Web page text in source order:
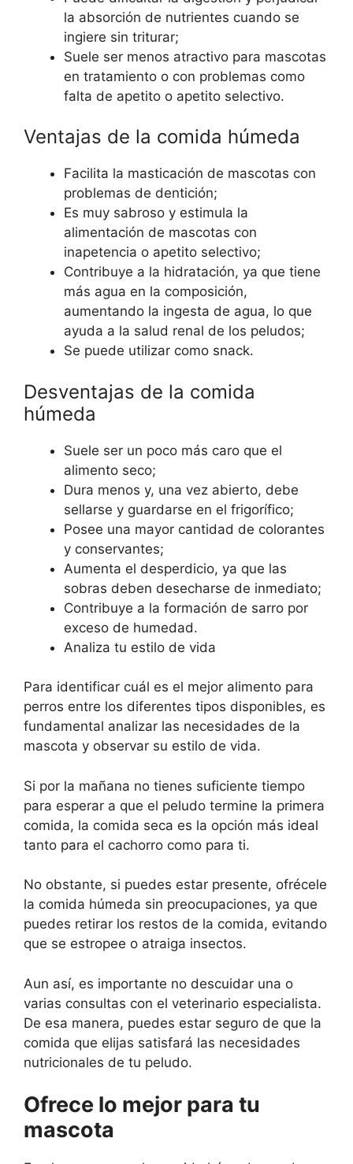
la absorción de nutrientes cuando se
ingiere sin triturar;
Suele ser menos atractivo para mascotas
en tratamiento o con problemas como
falta de apetito o apetito selectivo.
Ventajas de la comida húmeda
Facilita la masticación de mascotas con
problemas de dentición;
Es muy sabroso y estimula la
alimentación de mascotas con
inapetencia o apetito selectivo;
Contribuye a la hidratación, ya que tiene
más agua en la composición,
aumentando la ingesta de agua, lo que
ayuda a la salud renal de los peludos;
Se puede utilizar como snack.
Desventajas de la comida
húmeda
Suele ser un poco más caro que el
alimento seco;
Dura menos y, una vez abierto, debe
sellarse y guardarse en el frigorífico;
Posee una mayor cantidad de colorantes
y conservantes;
Aumenta el desperdicio, ya que las
sobras deben desecharse de inmediato;
Contribuye a la formación de sarro por
exceso de humedad.
Analiza tu estilo de vida
Para identificar cuál es el mejor alimento para
perros entre los diferentes tipos disponibles, es
fundamental analizar las necesidades de la
mascota y observar su estilo de vida.
Si por la mañana no tienes suficiente tiempo
para esperar a que el peludo termine la primera
comida, la comida seca es la opción más ideal
tanto para el cachorro como para ti.
No obstante, si puedes estar presente, ofrécele
la comida húmeda sin preocupaciones, ya que
puedes retirar los restos de la comida, evitando
que se estropee o atraiga insectos.
Aun así, es importante no descuidar una o
varias consultas con el veterinario especialista.
De esa manera, puedes estar seguro de que la
comida que elijas satisfará las necesidades
nutricionales de tu peludo.
Ofrece lo mejor para tu
mascota